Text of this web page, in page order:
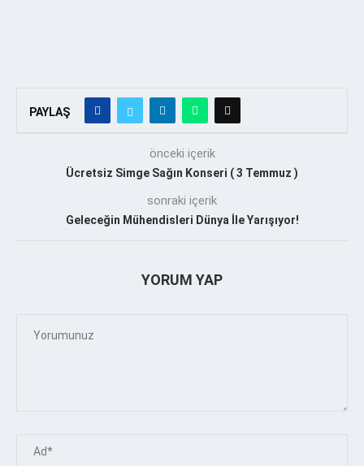
PAYLAŞ
önceki içerik
Ücretsiz Simge Sağın Konseri ( 3 Temmuz )
sonraki içerik
Geleceğin Mühendisleri Dünya İle Yarışıyor!
YORUM YAP